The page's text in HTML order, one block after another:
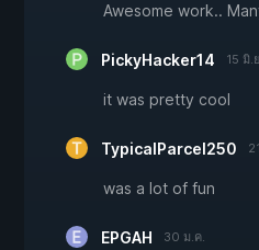
Awesome work..
PickyHacker14 15 มิ.
it was pretty cool
TypicalParcel250
was a lot of fun
EPGAH 30 ม.ค.